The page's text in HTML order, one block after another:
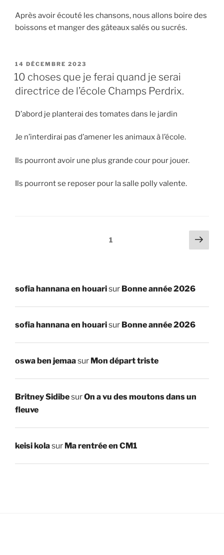
Après avoir écouté les chansons, nous allons boire des
boissons et manger des gâteaux salés ou sucrés.
PUBLIÉ
LE
14 DÉCEMBRE 2023
10 choses que je ferai quand je serai
directrice de l’école Champs Perdrix.
D’abord je planterai des tomates dans le jardin
Je n’interdirai pas d’amener les animaux à l’école.
Ils pourront avoir une plus grande cour pour jouer.
Ils pourront se reposer pour la salle polly valente.
Page1
Page
sofia hannana en houarisur Bonne année 2026
sofia hannana en houarisur Bonne année 2026
oswa ben jemaasur Mon départ triste
Britney SidibesurOn a vu des moutons dans un
fleuve
keisi kolasur Ma rentrée en CM1